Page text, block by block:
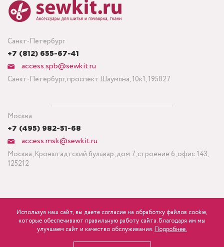
розница Минимальный заказ ткани от 3 метров
Санкт-Петербург
+7 (812) 655-67-41
access.spb@sewkit.ru
Санкт-Петербург, проспект Шаумяна, 10к1, 195027
Москва
+7 (495) 982-51-68
access.msk@sewkit.ru
Москва, Кронштадтский бульвар, дом 7, строение 6, офис 143,
125212
Политика конфиденциальности
ПОДПИСАТЬСЯ НА НОВОСТИ
Используя наш сайт, вы даете согласие на обработку файлов cookie,
которые обеспечивают правильную работу сайта. Благодаря им мы
улучшаем сайт и качество обслуживания. Подробнее.